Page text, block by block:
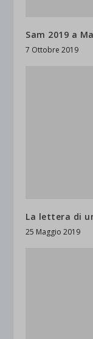
Sam 2019 a
7 Ottobre 2019
La lettera di
25 Maggio 2019